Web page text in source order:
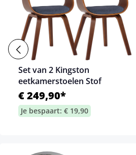
Set van 2 Kingston
eetkamerstoelen Stof
€ 249,90*
Je bespaart: € 19,90